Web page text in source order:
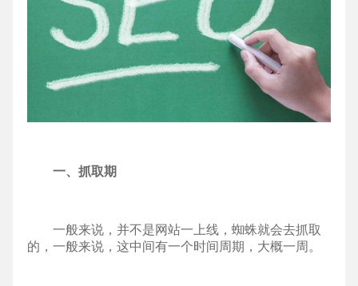
一、抓取期
一般来说，并不是网站一上线，蜘蛛就会去抓取
的，一般来说，这中间有一个时间周期，大概一周。